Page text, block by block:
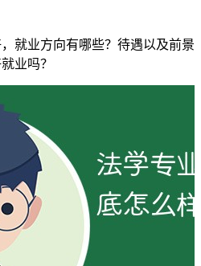
就业方向有哪些？待遇以及前景
业吗？